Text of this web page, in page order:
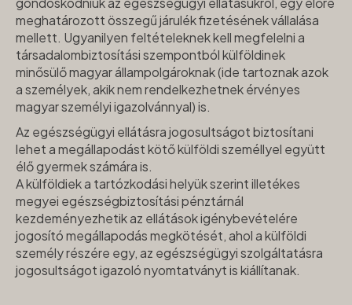
meghatározott összegű járulék fizetésének vállalása
mellett. Ugyanilyen feltételeknek kell megfelelni a
társadalombiztosítási szempontból külföldinek
minősülő magyar állampolgároknak (ide tartoznak azok
a személyek, akik nem rendelkezhetnek érvényes
magyar személyi igazolvánnyal) is.
Az egészségügyi ellátásra jogosultságot biztosítani
lehet a megállapodást kötő külföldi személlyel együtt
élő gyermek számára is.
A külföldiek a tartózkodási helyük szerint illetékes
megyei egészségbiztosítási pénztárnál
kezdeményezhetik az ellátások igénybevételére
jogosító megállapodás megkötését, ahol a külföldi
személy részére egy, az egészségügyi szolgáltatásra
jogosultságot igazoló nyomtatványt is kiállítanak.